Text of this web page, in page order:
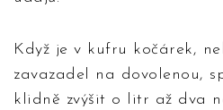
Když je v kufru kočárek,
zavazadel na dovolenou,
klidně zvýšit o litr až dva